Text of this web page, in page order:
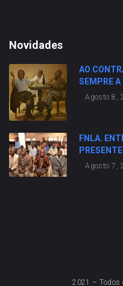
Novidades
AO
SEMPRE A
Agosto 8,
FNLA.
PRESENTE
Agosto 7,
2021 – Todos